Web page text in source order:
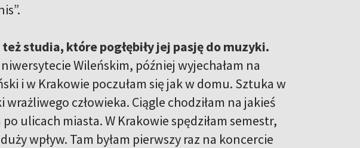
studia, które pogłębiły jej pasję do muzyki.
Wileńskim, później wyjechałam na
i w Krakowie poczułam się jak w domu. Sztuka w
człowieka. Ciągle chodziłam na jakieś
ulicach miasta. W Krakowie spędziłam semestr,
wpływ. Tam byłam pierwszy raz na koncercie